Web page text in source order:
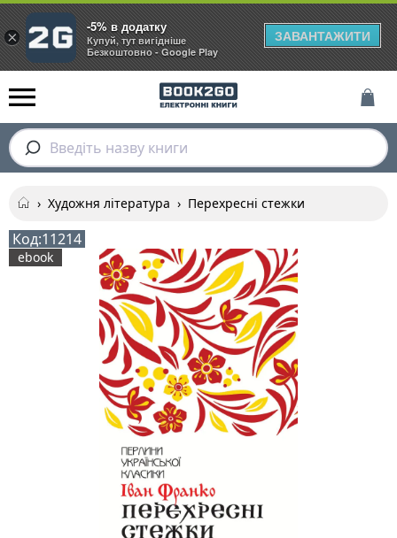
Введіть назву книги
› Художня література › Перехресні стежки
Код:11214
ebook
×
-5% в додатку
Купуй, тут вигідніше
Безкоштовно - Google Play
ЗАВАНТАЖИТИ